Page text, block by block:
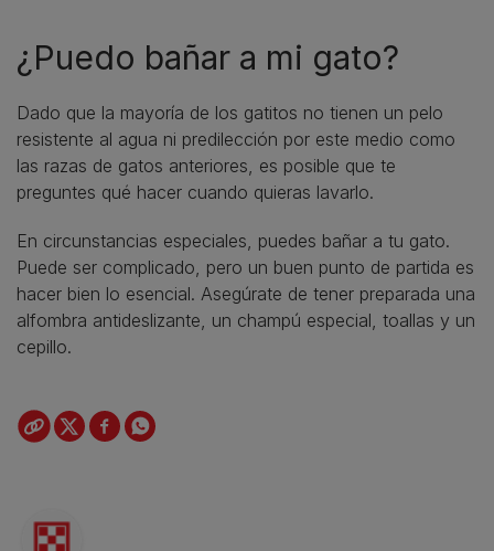
¿Puedo bañar a mi gato?
Dado que la mayoría de los gatitos no tienen un pelo
resistente al agua ni predilección por este medio como
las razas de gatos anteriores, es posible que te
preguntes qué hacer cuando quieras lavarlo.
En circunstancias especiales, puedes bañar a tu gato.
Puede ser complicado, pero un buen punto de partida es
hacer bien lo esencial. Asegúrate de tener preparada una
alfombra antideslizante, un champú especial, toallas y un
cepillo.